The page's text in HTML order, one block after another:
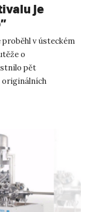
je
proběhl v ústeckém
o
pět
originálních